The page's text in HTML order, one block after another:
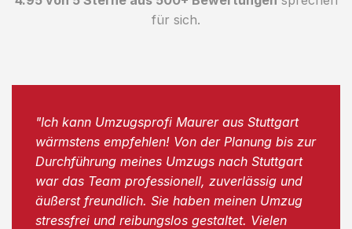
für sich.
"Ich kann Umzugsprofi Maurer aus Stuttgart
wärmstens empfehlen! Von der Planung bis zur
Durchführung meines Umzugs nach Stuttgart
war das Team professionell, zuverlässig und
äußerst freundlich. Sie haben meinen Umzug
stressfrei und reibungslos gestaltet. Vielen